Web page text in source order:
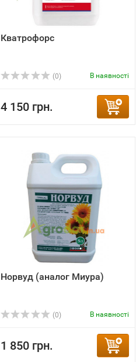
Кватрофорс
(0) В наявності
4 150 грн.
Норвуд (аналог Миура)
(0) В наявності
1 850 грн.